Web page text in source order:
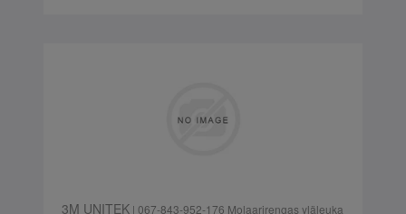
3M UNITEK| 067-843-952-176 Molaarirengas yläleuka